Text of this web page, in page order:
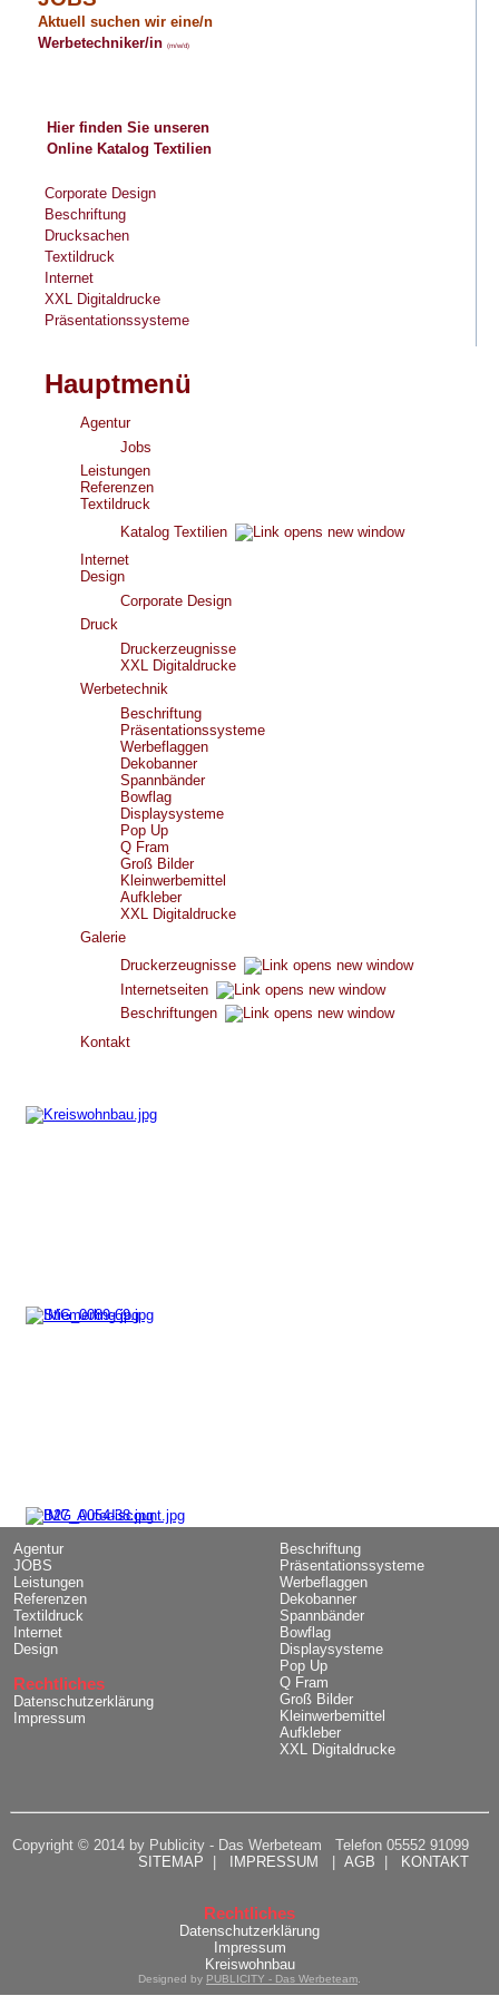
Aktuell suchen wir eine/n
Werbetechniker/in(m/w/d)
Hier finden Sie unseren
Online KatalogTextilien
Corporate Design
Beschriftung
Drucksachen
Textildruck
Internet
XXL Digitaldrucke
Präsentationssysteme
Hauptmenü
Agentur
Jobs
Leistungen
Referenzen
Textildruck
Katalog Textilien
Internet
Design
Corporate Design
Druck
Druckerzeugnisse
XXL Digitaldrucke
Werbetechnik
Beschriftung
Präsentationssysteme
Werbeflaggen
Dekobanner
Spannbänder
Bowflag
Displaysysteme
Pop Up
Q Fram
Groß Bilder
Kleinwerbemittel
Aufkleber
XXL Digitaldrucke
Galerie
Druckerzeugnisse
Internetseiten
Beschriftungen
Kontakt
Agentur
JOBS
Leistungen
Referenzen
Textildruck
Internet
Design
Rechtliches
Datenschutzerklärung
Impressum
Beschriftung
Präsentationssysteme
Werbeflaggen
Dekobanner
Spannbänder
Bowflag
Displaysysteme
Pop Up
Q Fram
Groß Bilder
Kleinwerbemittel
Aufkleber
XXL Digitaldrucke
Copyright © 2014 by Publicity - Das Werbeteam Telefon 05552 91099
SITEMAP
IMPRESSUM AGB KONTAKT
Rechtliches
Datenschutzerklärung
Impressum
Kreiswohnbau
Designed by PUBLICITY - Das Werbeteam.